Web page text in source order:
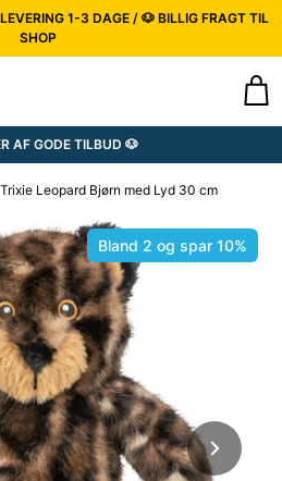
1-3 DAGE / 🐶 BILLIG FRAGT TIL
SHOP
AF GODE TILBUD 🐶
Trixie Leopard Bjørn med Lyd 30 cm
Bland 2 og spar 10%